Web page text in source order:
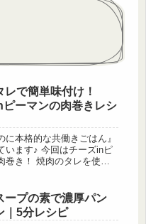
レで簡単味付け！
ピーマンの肉巻きレシ
に本格的な共働きごはん』
います♪ 今回はチーズinピ
巻き！ 焼肉のタレを使っ
肉のタレがピーマンの苦み
れて絶品です！ ごはんが
になってます！
ープの素で濃厚パン
｜5分レシピ